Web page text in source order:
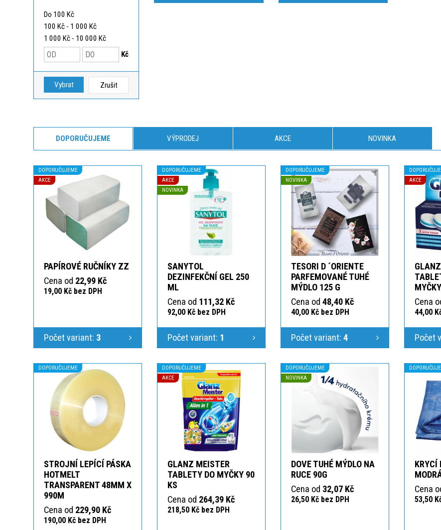
Do 100 Kč
100 Kč - 1 000 Kč
1 000 Kč - 10 000 Kč
Kč
Vybrat Zrušit
DOPORUČUJEME VÝPRODEJ AKCE NOVINKA
DOPORUČUJEME
AKCE
PAPÍROVÉ RUČNÍKY ZZ
Cena od 22,99 Kč
19,00 Kč bez DPH
Počet variant: 3
DOPORUČUJEME
AKCE
NOVINKA
SANYTOL
DEZINFEKČNÍ GEL 250
ML
Cena od 111,32 Kč
92,00 Kč bez DPH
Počet variant: 1
DOPORUČUJEME
NOVINKA
TESORI D ´ORIENTE
PARFEMOVANÉ TUHÉ
MÝDLO 125 G
Cena od 48,40 Kč
40,00 Kč bez DPH
Počet variant: 4
AKCE
Cena
44,00
Počet
DOPORUČUJEME
STROJNÍ LEPÍCÍ PÁSKA
HOTMELT
TRANSPARENT 48MM X
990M
Cena od 229,90 Kč
190,00 Kč bez DPH
DOPORUČUJEME
AKCE
GLANZ MEISTER
TABLETY DO MYČKY 90
KS
Cena od 264,39 Kč
218,50 Kč bez DPH
DOPORUČUJEME
NOVINKA
DOVE TUHÉ MÝDLO NA
RUCE 90G
Cena od 32,07 Kč
26,50 Kč bez DPH
KRYCÍ
Cena
53,50